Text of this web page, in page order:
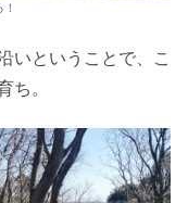
いということで、こ
ち。